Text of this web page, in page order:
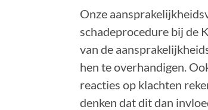
Onze
schadeprocedure bij de
van de
hen te overhandigen.
reacties op klachten
denken dat dit dan